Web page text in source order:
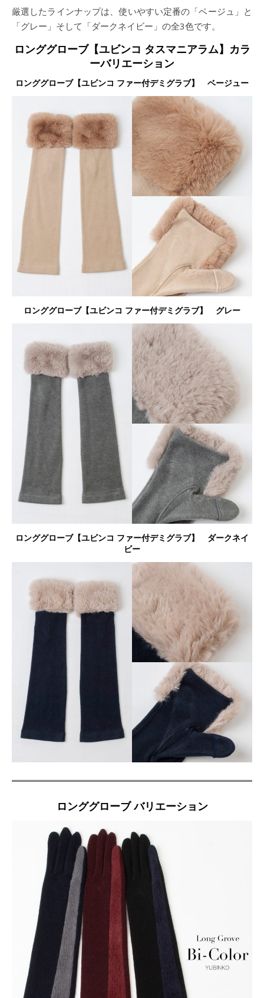
厳選したラインナップは、使いやすい定番の「ベージュ」と
「グレー」そして「ダークネイビー」の全3色です。
ロンググローブ【ユビンコ タスマニアラム】カラ
ーバリエーション
ロンググローブ【ユビンコ ファー付デミグラブ】 ベージュー
ロンググローブ【ユビンコ ファー付デミグラブ】 グレー
ロンググローブ【ユビンコ ファー付デミグラブ】 ダークネイ
ビー
ロンググローブ バリエーション